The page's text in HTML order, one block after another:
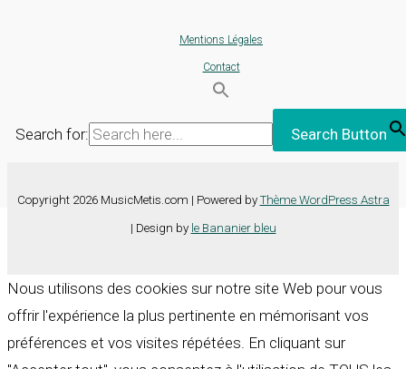
Mentions Légales
Contact
Search for: Search Button
Copyright 2026 MusicMetis.com | Powered by Thème WordPress Astra
| Design by le Bananier bleu
Nous utilisons des cookies sur notre site Web pour vous
offrir l'expérience la plus pertinente en mémorisant vos
préférences et vos visites répétées. En cliquant sur